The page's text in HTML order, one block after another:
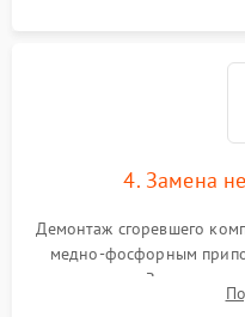
4. Замена
Демонтаж сгоревшего
медно-фосфорным
осушителя. Замена
сломанных заслонок